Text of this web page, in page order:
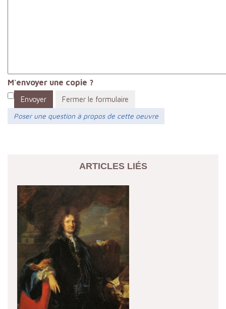
M'envoyer une copie ?
Envoyer
Fermer le formulaire
Poser une question à propos de cette oeuvre
ARTICLES LIÉS